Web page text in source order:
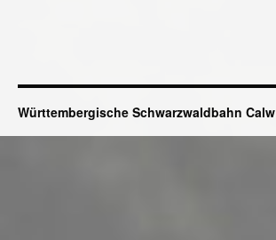
Württembergische Schwarzwaldbahn Calw